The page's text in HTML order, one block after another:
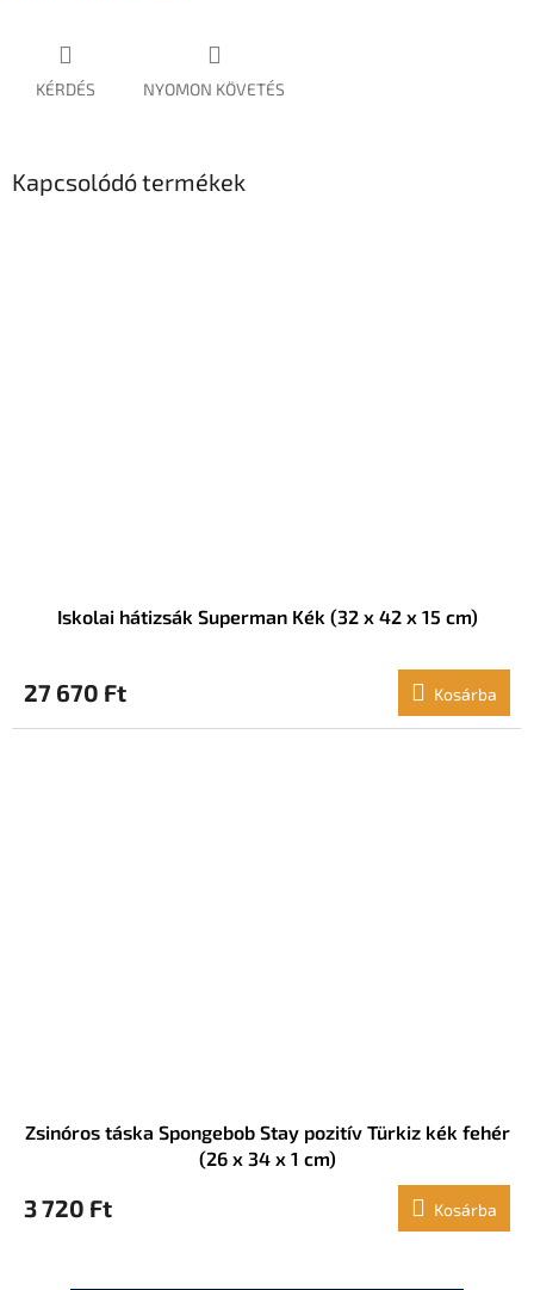
KÉRDÉS NYOMON KÖVETÉS
Kapcsolódó termékek
Iskolai hátizsák Superman Kék (32 x 42 x 15 cm)
27 670 Ft Kosárba
Zsinóros táska Spongebob Stay pozitív Türkiz kék fehér
(26 x 34 x 1 cm)
3 720 Ft Kosárba